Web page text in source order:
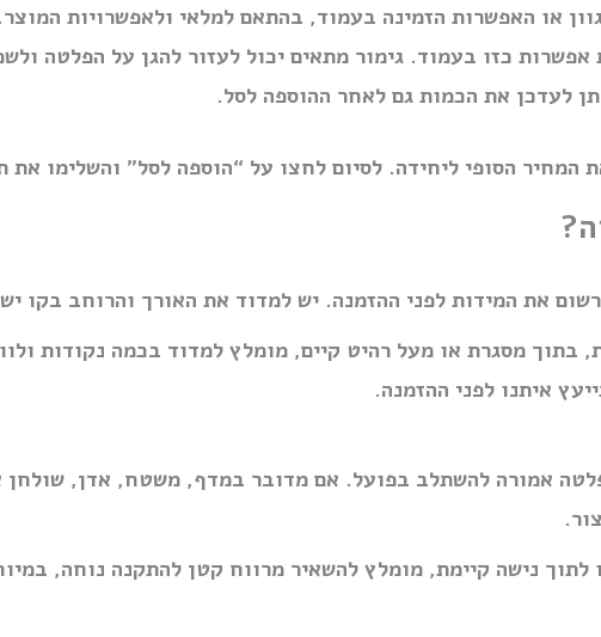
או האפשרות הזמינה בעמוד, בהתאם למלאי ולאפשרויות המוצר.
כזו בעמוד. גימור מתאים יכול לעזור להגן על הפלטה
לעדכן את הכמות גם לאחר ההוספה לסל.
הסופי ליחידה. לסיום לחצו על “הוספה לסל” והשלימו את
את המידות לפני ההזמנה. יש למדוד את האורך והרוחב בקו
בתוך מסגרת או מעל רהיט קיים, מומלץ למדוד בכמה נקודות
איתנו לפני ההזמנה.
אמורה להשתלב בפועל. אם מדובר במדף, משטח, אדן, שולחן
נישה קיימת, מומלץ להשאיר מרווח קטן להתקנה נוחה,